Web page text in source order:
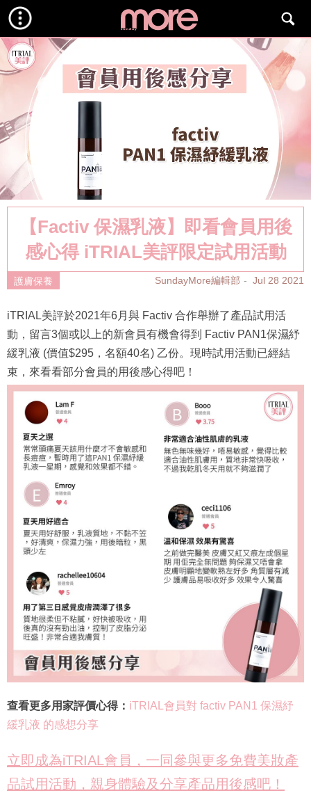
【Factiv 保濕乳液】即看會員用後
感心得 iTRIAL美評限定試用活動
護膚保養 SundayMore編輯部 Jul 28 2021
iTRIAL美評於2021年6月與 Factiv 合作舉辦了產品試用活
動，留言3個或以上的新會員有機會得到 Factiv PAN1保濕紓
緩乳液 (價值$295，名額40名) 乙份。現時試用活動已經結
束，來看看部分會員的用後感心得吧！
查看更多用家評價心得： iTRIAL會員對 factiv PAN1 保濕紓
緩乳液 的感想分享
立即成為iTRIAL會員，一同參與更多免費美妝產
品試用活動，親身體驗及分享產品用後感吧！